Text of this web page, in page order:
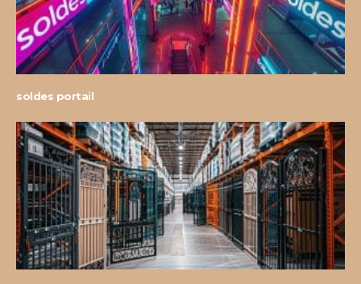
soldes portail